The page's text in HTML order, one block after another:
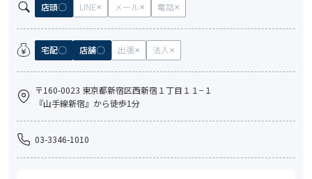
店頭 LINE メール 電話
宅配 店舗 出張 法人
〒160-0023 東京都新宿区西新宿１丁目１１−１
『山手線新宿』から徒歩1分
03-3346-1010